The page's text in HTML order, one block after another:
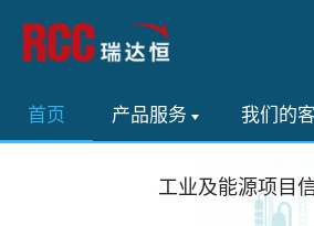
首页 产品服务 我们的
工业及能源项目